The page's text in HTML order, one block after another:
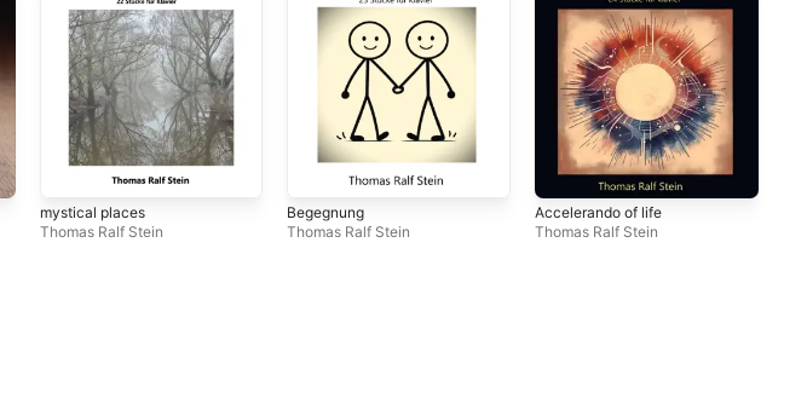
mystical places
Thomas Ralf Stein
Begegnung
Thomas Ralf Stein
Accelerando of life
Thomas Ralf Stein